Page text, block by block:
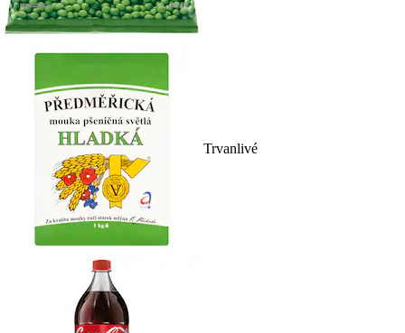
Trvanlivé